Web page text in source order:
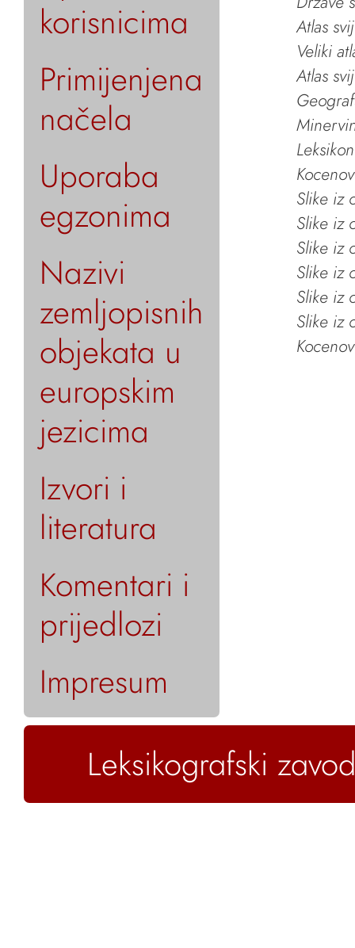
korisnicima
Primijenjena
načela
Uporaba
egzonima
Nazivi
zemljopisnih
objekata u
europskim
jezicima
Izvori i
literatura
Komentari i
prijedlozi
Impresum
Atlas
Veliki
Atlas
Slike iz
Slike iz
Slike iz
Slike iz
Slike iz
Slike iz
Leksikografski